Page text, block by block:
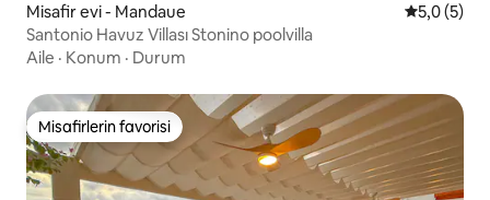
Misafir evi - Mandaue 55,0 (5)
Santonio Havuz Villası Stonino poolvilla
Aile · Konum · Durum
Misafirlerin favorisi
Misafirlerin favorisi